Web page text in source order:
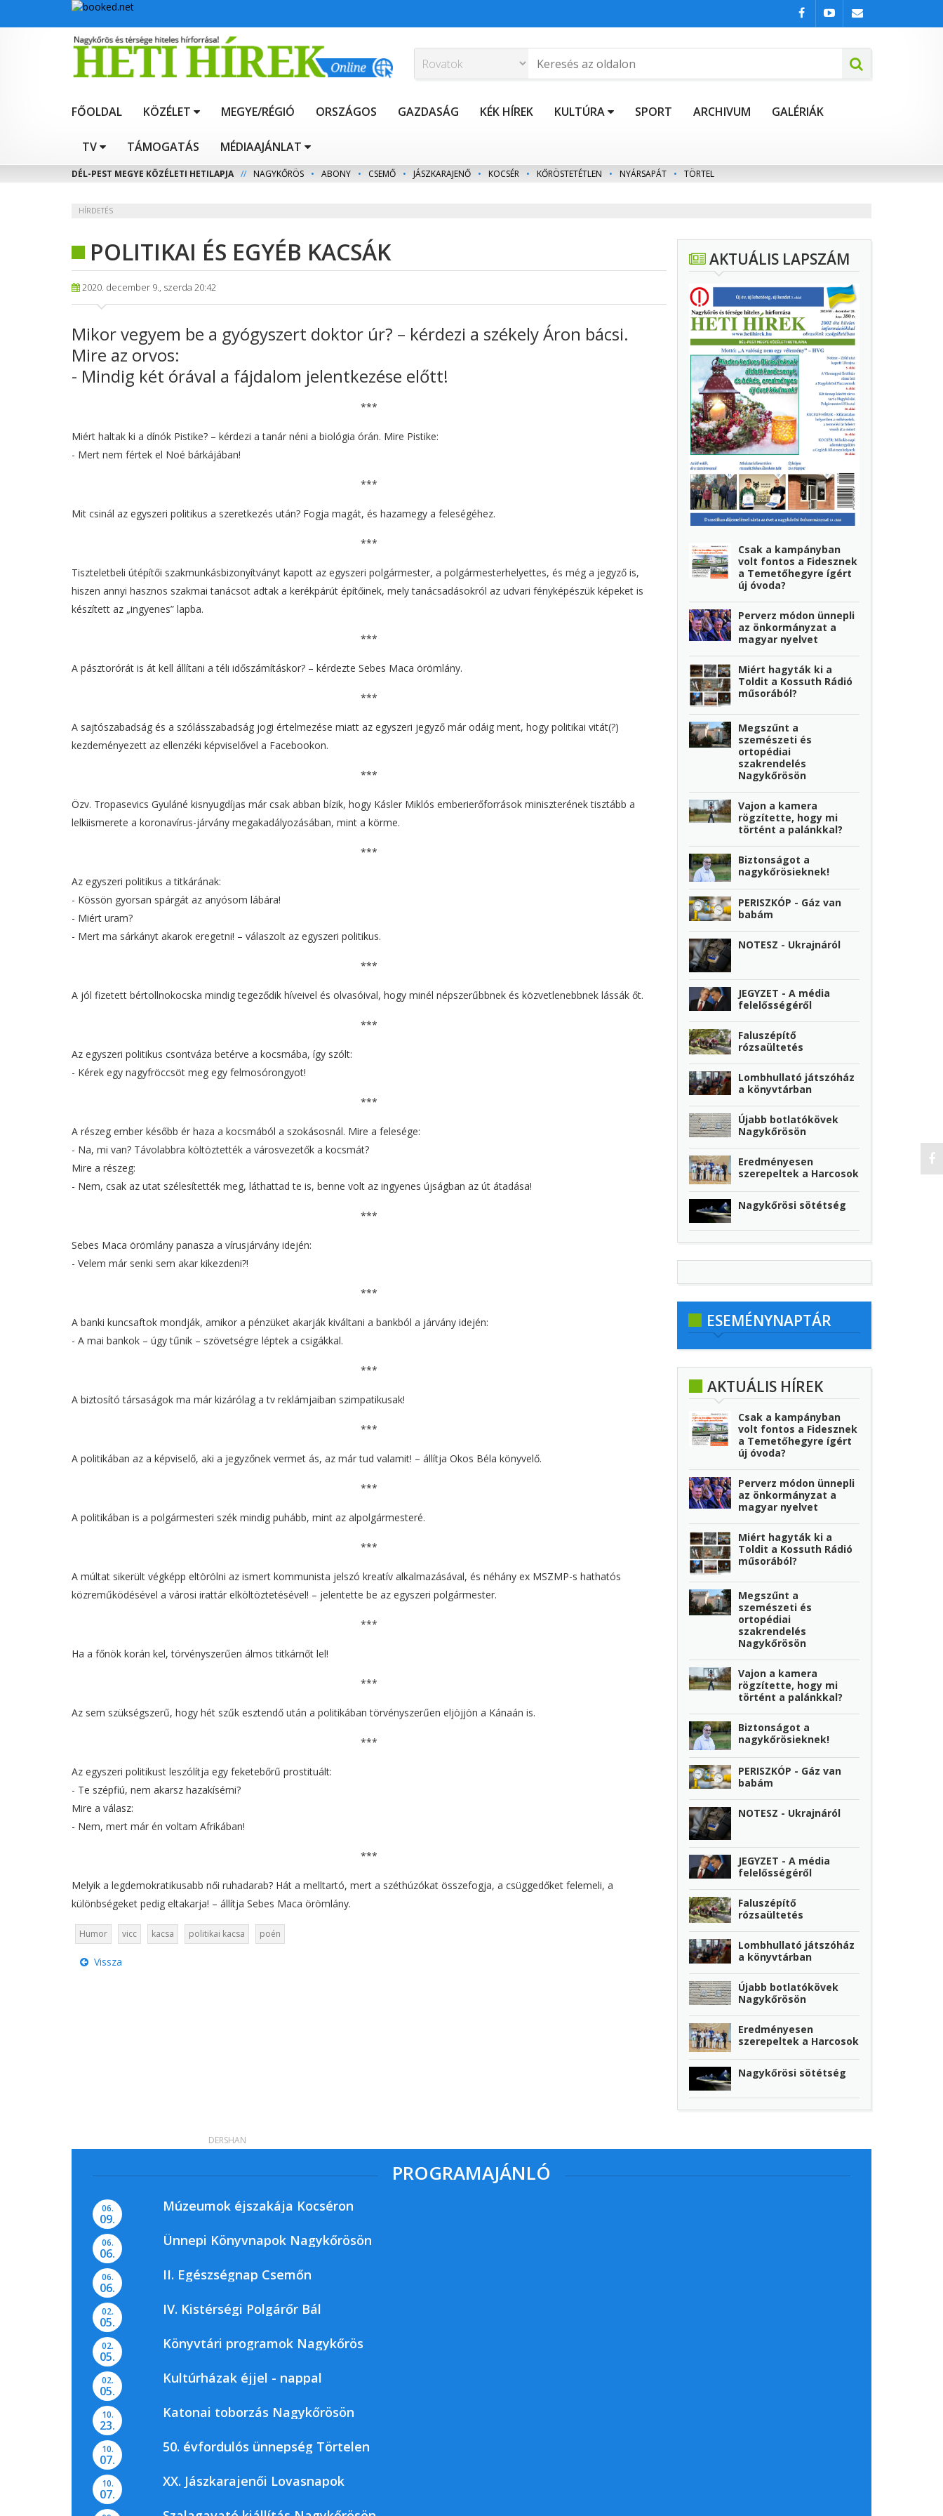
FŐOLDAL KÖZÉLET MEGYE/RÉGIÓ ORSZÁGOS GAZDASÁG KÉK HÍREK KULTÚRA SPORT ARCHIVUM GALÉRIÁK
TV TÁMOGATÁS MÉDIAAJÁNLAT
DÉL-PEST MEGYE KÖZÉLETI HETILAPJA // NAGYKŐRÖS • ABONY • CSEMŐ • JÁSZKARAJENŐ • KOCSÉR • KŐRÖSTETÉTLEN • NYÁRSAPÁT • TÖRTEL
HÍRDETÉS
POLITIKAI ÉS EGYÉB KACSÁK
2020. december 9., szerda 20:42
Mikor vegyem be a gyógyszert doktor úr? – kérdezi a székely Áron bácsi.
Mire az orvos:
- Mindig két órával a fájdalom jelentkezése előtt!
***
Miért haltak ki a dínók Pistike? – kérdezi a tanár néni a biológia órán. Mire Pistike:
- Mert nem fértek el Noé bárkájában!
***
Mit csinál az egyszeri politikus a szeretkezés után? Fogja magát, és hazamegy a feleségéhez.
***
Tiszteletbeli útépítői szakmunkásbizonyítványt kapott az egyszeri polgármester, a polgármesterhelyettes, és még a jegyző is,
hiszen annyi hasznos szakmai tanácsot adtak a kerékpárút építőinek, mely tanácsadásokról az udvari fényképészük képeket is
készített az „ingyenes” lapba.
***
A pásztorórát is át kell állítani a téli időszámításkor? – kérdezte Sebes Maca örömlány.
***
A sajtószabadság és a szólásszabadság jogi értelmezése miatt az egyszeri jegyző már odáig ment, hogy politikai vitát(?)
kezdeményezett az ellenzéki képviselővel a Facebookon.
***
Özv. Tropasevics Gyuláné kisnyugdíjas már csak abban bízik, hogy Kásler Miklós emberierőforrások miniszterének tisztább a
lelkiismerete a koronavírus-járvány megakadályozásában, mint a körme.
***
Az egyszeri politikus a titkárának:
- Kössön gyorsan spárgát az anyósom lábára!
- Miért uram?
- Mert ma sárkányt akarok eregetni! – válaszolt az egyszeri politikus.
***
A jól fizetett bértollnokocska mindig tegeződik híveivel és olvasóival, hogy minél népszerűbbnek és közvetlenebbnek lássák őt.
***
Az egyszeri politikus csontváza betérve a kocsmába, így szólt:
- Kérek egy nagyfröccsöt meg egy felmosórongyot!
***
A részeg ember később ér haza a kocsmából a szokásosnál. Mire a felesége:
- Na, mi van? Távolabbra költöztették a városvezetők a kocsmát?
Mire a részeg:
- Nem, csak az utat szélesítették meg, láthattad te is, benne volt az ingyenes újságban az út átadása!
***
Sebes Maca örömlány panasza a vírusjárvány idején:
- Velem már senki sem akar kikezdeni?!
***
A banki kuncsaftok mondják, amikor a pénzüket akarják kiváltani a bankból a járvány idején:
- A mai bankok – úgy tűnik – szövetségre léptek a csigákkal.
***
A biztosító társaságok ma már kizárólag a tv reklámjaiban szimpatikusak!
***
A politikában az a képviselő, aki a jegyzőnek vermet ás, az már tud valamit! – állítja Okos Béla könyvelő.
***
A politikában is a polgármesteri szék mindig puhább, mint az alpolgármesteré.
***
A múltat sikerült végképp eltörölni az ismert kommunista jelszó kreatív alkalmazásával, és néhány ex MSZMP-s hathatós
közreműködésével a városi irattár elköltöztetésével! – jelentette be az egyszeri polgármester.
***
Ha a főnök korán kel, törvényszerűen álmos titkárnőt lel!
***
Az sem szükségszerű, hogy hét szűk esztendő után a politikában törvényszerűen eljöjjön a Kánaán is.
***
Az egyszeri politikust leszólítja egy feketebőrű prostituált:
- Te szépfiú, nem akarsz hazakísérni?
Mire a válasz:
- Nem, mert már én voltam Afrikában!
***
Melyik a legdemokratikusabb női ruhadarab? Hát a melltartó, mert a széthúzókat összefogja, a csüggedőket felemeli, a
különbségeket pedig eltakarja! – állítja Sebes Maca örömlány.
Humor vicc kacsa politikai kacsa poén
Vissza
AKTUÁLIS LAPSZÁM
Csak a kampányban
volt fontos a Fidesznek
a Temetőhegyre ígért
új óvoda?
Perverz módon ünnepli
az önkormányzat a
magyar nyelvet
Miért hagyták ki a
Toldit a Kossuth Rádió
műsorából?
Megszűnt a
szemészeti és
ortopédiai
szakrendelés
Nagykőrösön
Vajon a kamera
rögzítette, hogy mi
történt a palánkkal?
Biztonságot a
nagykőrösieknek!
PERISZKÓP - Gáz van
babám
NOTESZ - Ukrajnáról
JEGYZET - A média
felelősségéről
Faluszépítő
rózsaültetés
Lombhullató játszóház
a könyvtárban
Újabb botlatókövek
Nagykőrösön
Eredményesen
szerepeltek a Harcosok
Nagykőrösi sötétség
ESEMÉNYNAPTÁR
AKTUÁLIS HÍREK
Csak a kampányban
volt fontos a Fidesznek
a Temetőhegyre ígért
új óvoda?
Perverz módon ünnepli
az önkormányzat a
magyar nyelvet
Miért hagyták ki a
Toldit a Kossuth Rádió
műsorából?
Megszűnt a
szemészeti és
ortopédiai
szakrendelés
Nagykőrösön
Vajon a kamera
rögzítette, hogy mi
történt a palánkkal?
Biztonságot a
nagykőrösieknek!
PERISZKÓP - Gáz van
babám
NOTESZ - Ukrajnáról
JEGYZET - A média
felelősségéről
Faluszépítő
rózsaültetés
Lombhullató játszóház
a könyvtárban
Újabb botlatókövek
Nagykőrösön
Eredményesen
szerepeltek a Harcosok
Nagykőrösi sötétség
PROGRAMAJÁNLÓ
06.
09.
Múzeumok éjszakája Kocséron
06.
06.
Ünnepi Könyvnapok Nagykőrösön
06.
06.
II. Egészségnap Csemőn
02.
05.
IV. Kistérségi Polgárőr Bál
02.
05.
Könyvtári programok Nagykőrös
02.
05.
Kultúrházak éjjel - nappal
10.
23.
Katonai toborzás Nagykőrösön
10.
07.
50. évfordulós ünnepség Törtelen
10.
07.
XX. Jászkarajenői Lovasnapok
DERSHAN